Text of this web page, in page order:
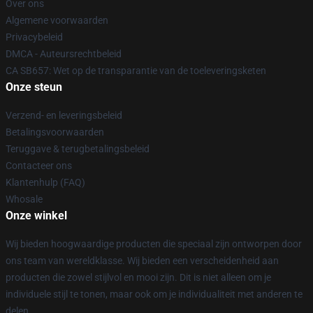
Over ons
Algemene voorwaarden
Privacybeleid
DMCA - Auteursrechtbeleid
CA SB657: Wet op de transparantie van de toeleveringsketen
Onze steun
Verzend- en leveringsbeleid
Betalingsvoorwaarden
Teruggave & terugbetalingsbeleid
Contacteer ons
Klantenhulp (FAQ)
Whosale
Onze winkel
Wij bieden hoogwaardige producten die speciaal zijn ontworpen door
ons team van wereldklasse. Wij bieden een verscheidenheid aan
producten die zowel stijlvol en mooi zijn. Dit is niet alleen om je
individuele stijl te tonen, maar ook om je individualiteit met anderen te